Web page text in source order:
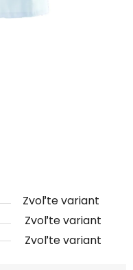
Zvoľte variant
Zvoľte variant
Zvoľte variant